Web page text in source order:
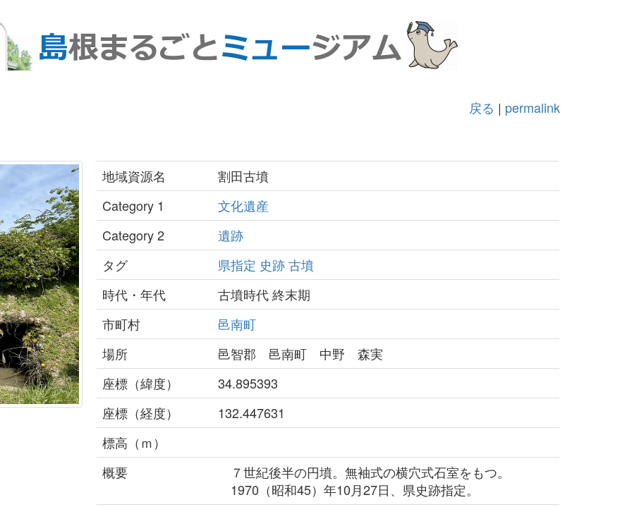
戻る | permalink
地域資源名
割田古墳
Category 1
文化遺産
Category 2
遺跡
タグ
県指定 史跡 古墳
時代・年代
古墳時代 終末期
市町村
邑南町
場所
邑智郡 邑南町 中野 森実
座標（緯度）
34.895393
座標（経度）
132.447631
標高（ｍ）
概要
７世紀後半の円墳。無袖式の横穴式石室をもつ。
1970（昭和45）年10月27日、県史跡指定。